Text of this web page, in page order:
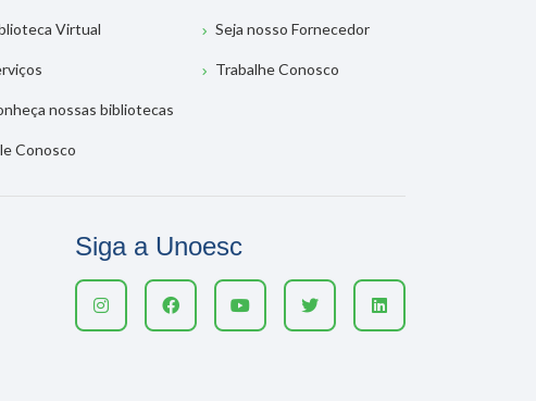
Virtual
nossas bibliotecas
Conosco
Seja nosso Fornecedor
Trabalhe Conosco
Siga a Unoesc